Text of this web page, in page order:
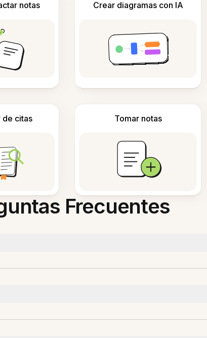
notas Crear diagramas con IA
de citas Tomar notas
Frecuentes